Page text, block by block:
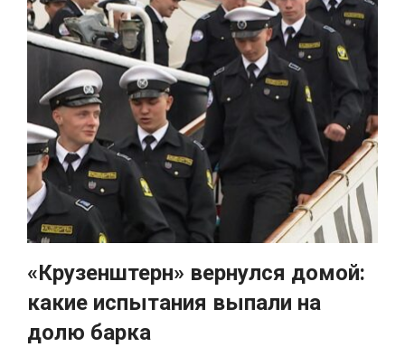
«Крузенштерн» вернулся домой:
какие испытания выпали на
долю барка